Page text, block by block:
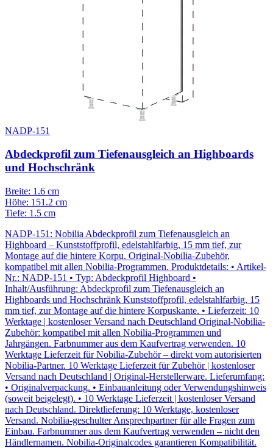
NADP-151
Abdeckprofil zum Tiefenausgleich an Highboards
und Hochschränk
Breite: 1.6 cm
Höhe: 151.2 cm
Tiefe: 1.5 cm
NADP-151: Nobilia Abdeckprofil zum Tiefenausgleich an
Highboard – Kunststoffprofil, edelstahlfarbig, 15 mm tief, zur
Montage auf die hintere Korpu. Original-Nobilia-Zubehör,
kompatibel mit allen Nobilia-Programmen. Produktdetails: • Artikel-
Nr.: NADP-151 • Typ: Abdeckprofil Highboard •
Inhalt/Ausführung: Abdeckprofil zum Tiefenausgleich an
Highboards und Hochschränk Kunststoffprofil, edelstahlfarbig, 15
mm tief, zur Montage auf die hintere Korpuskante. • Lieferzeit: 10
Werktage | kostenloser Versand nach Deutschland Original-Nobilia-
Zubehör: kompatibel mit allen Nobilia-Programmen und
Jahrgängen. Farbnummer aus dem Kaufvertrag verwenden. 10
Werktage Lieferzeit für Nobilia-Zubehör – direkt vom autorisierten
Nobilia-Partner. 10 Werktage Lieferzeit für Zubehör | kostenloser
Versand nach Deutschland | Original-Herstellerware. Lieferumfang:
• Originalverpackung. • Einbauanleitung oder Verwendungshinweis
(soweit beigelegt). • 10 Werktage Lieferzeit | kostenloser Versand
nach Deutschland. Direktlieferung: 10 Werktage, kostenloser
Versand. Nobilia-geschulter Ansprechpartner für alle Fragen zum
Einbau. Farbnummer aus dem Kaufvertrag verwenden – nicht den
Händlernamen. Nobilia-Originalcodes garantieren Kompatibilität.